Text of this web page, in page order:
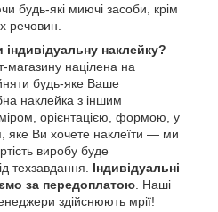
будь-які миючі засоби, крім
речовин.
наклейку?
магазину націлена на
будь-яке Ваше
наклейка з іншим
орієнтацією, формою, у
яке Ви хочете наклеїти — ми
виробу буде
техзавдання. Індивідуальні
за передоплатою . Наші
здійснюють мрії!